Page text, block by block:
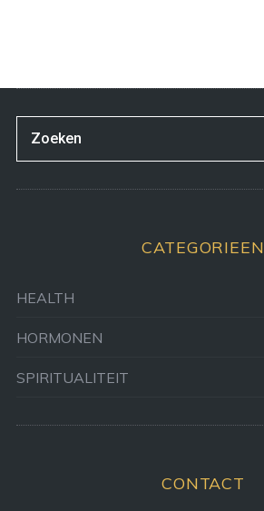
CATEGORIEEN
HEALTH
HORMONEN
SPIRITUALITEIT
CONTACT